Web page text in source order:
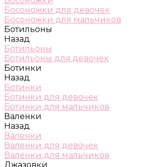
Босоножки для девочек
Босоножки для мальчиков
Ботильоны
Назад
Ботильоны
Ботильоны для девочек
Ботинки
Назад
Ботинки
Ботинки для девочек
Ботинки для мальчиков
Валенки
Назад
Валенки
Валенки для девочек
Валенки для мальчиков
Джазовки